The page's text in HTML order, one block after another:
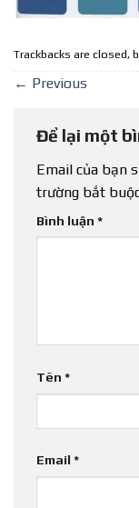
Trackbacks are closed,
← Previous
Để lại một
Email của bạn
trường bắt
Bình luận *
Tên *
Email *